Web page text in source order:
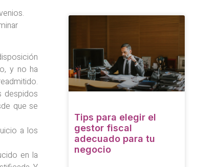
y no ha
despidos
que se
a los
en la
Tips para elegir el
gestor fiscal
adecuado para tu
negocio